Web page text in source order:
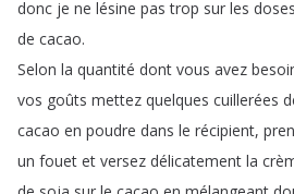
donc je ne lésine pas trop sur les doses
de cacao.
Selon la quantité dont vous avez
vos goûts mettez quelques cuillerées
cacao en poudre dans le récipient,
un fouet et versez délicatement la